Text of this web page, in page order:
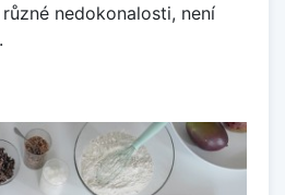
nedokonalosti, není